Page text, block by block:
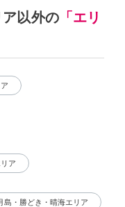
以外の 「エリ
ア
島・勝どき・晴海エリア